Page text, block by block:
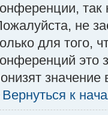
так
не
для того,
это
Вернуться к